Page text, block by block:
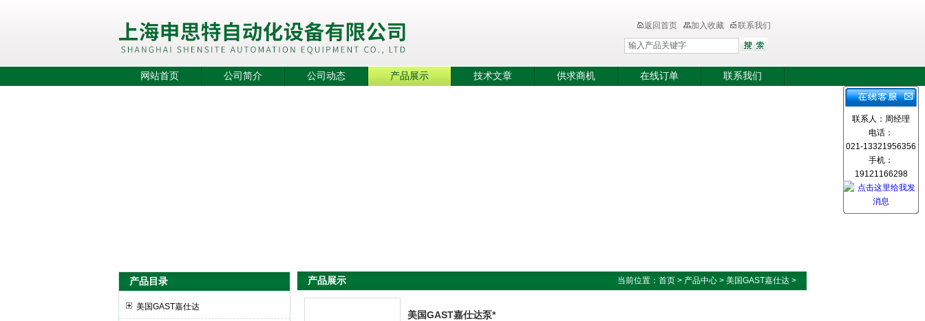
返回首页 加入收藏 联系我们
网站首页 公司简介 公司动态 产品展示 技术文章 供求商机 在线订单 联系我们
产品目录
美国GAST嘉仕达
产品展示 当前位置： 首页 > 产品中心 > 美国GAST嘉仕达 >
美国GAST嘉仕达泵*
联系人：周经理
电话：
021-13321956356
手机：
19121166298